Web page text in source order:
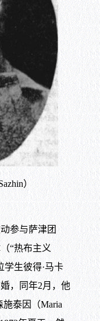
）
参与萨津团
“热布主义
学生彼得·马卡
，同年2月，他
泰因（Maria